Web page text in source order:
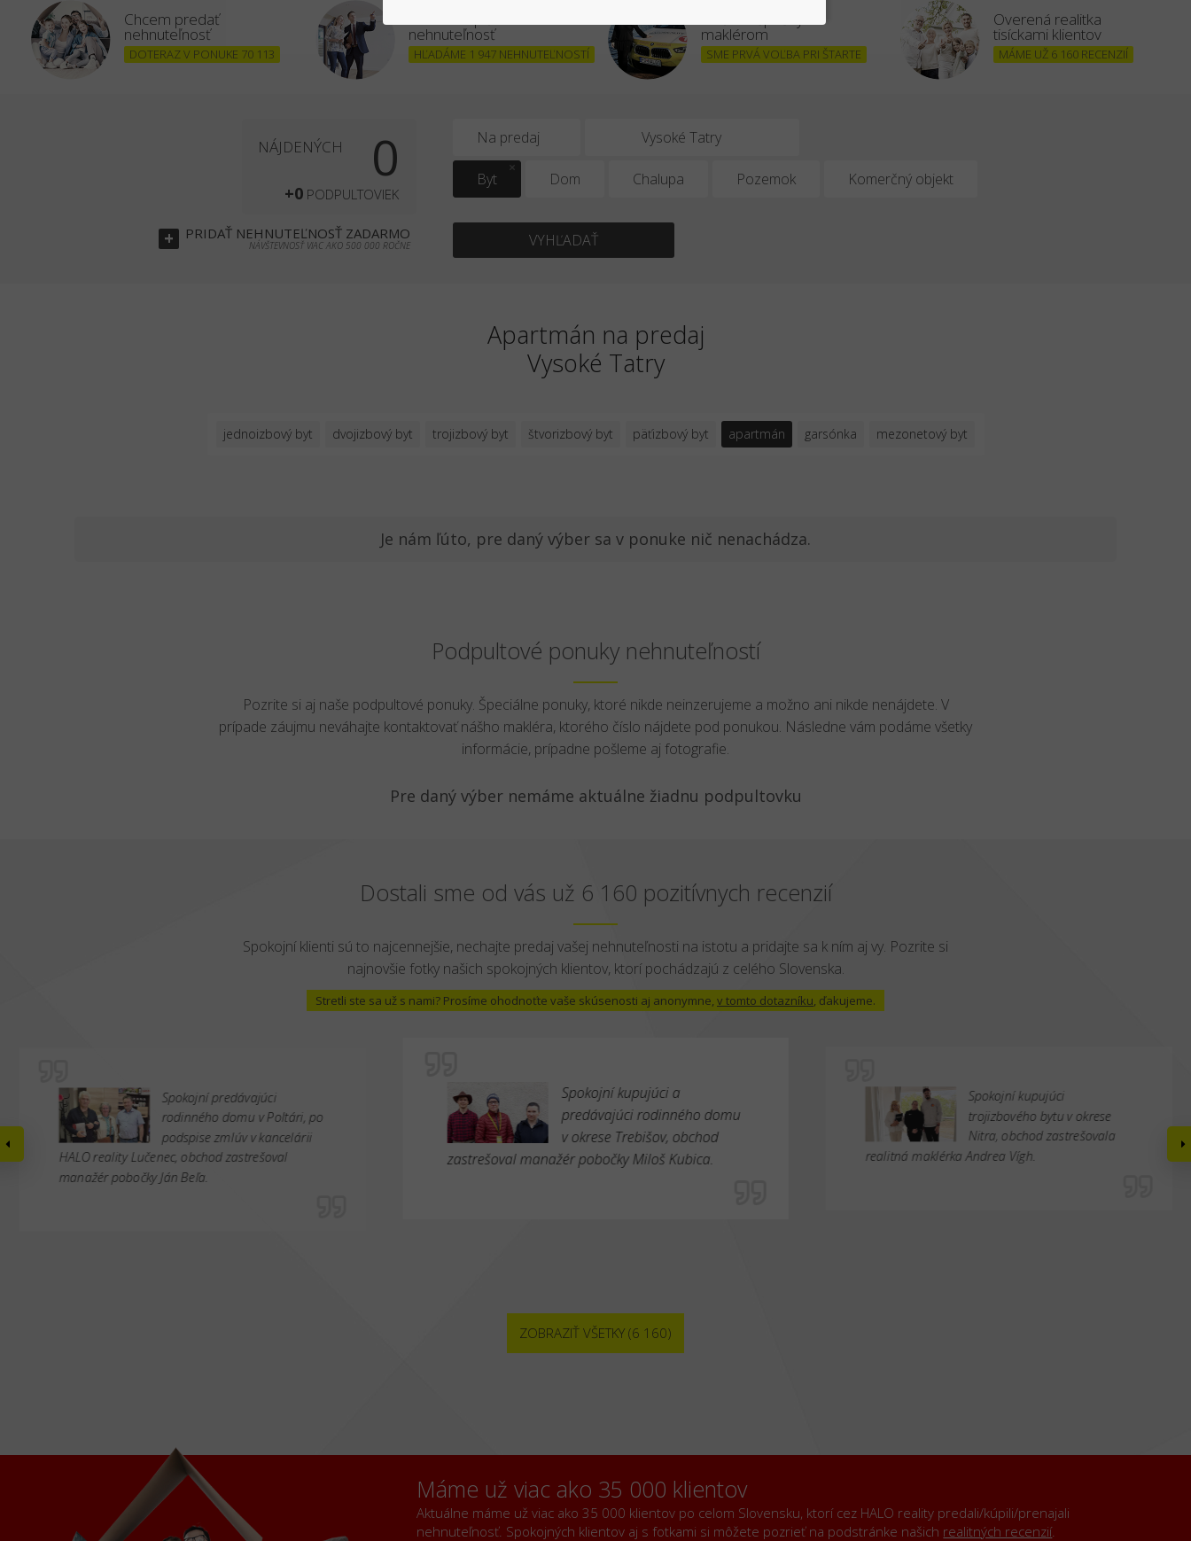
Chcem predať
nehnuteľnosť
DOTERAZ V PONUKE 70 113
nehnuteľnosť
HĽADÁME 1 947 NEHNUTEĽNOSTÍ
maklérom
SME PRVÁ VOĽBA PRI ŠTARTE
Overená realitka
tisíckami klientov
MÁME UŽ 6 160 RECENZIÍ
Na predaj
Byt Dom Chalupa Pozemok Komerčný objekt
VYHĽADAŤ
NÁJDENÝCH 0
+0 PODPULTOVIEK
+ PRIDAŤ NEHNUTEĽNOSŤ ZADARMO
NÁVŠTEVNOSŤ VIAC AKO 500 000 ROČNE
Apartmán na predaj
Vysoké Tatry
jednoizbový byt dvojizbový byt trojizbový byt štvorizbový byt päťizbový byt apartmán garsónka mezonetový byt
Je nám ľúto, pre daný výber sa v ponuke nič nenachádza.
Podpultové ponuky nehnuteľností
Pozrite si aj naše podpultové ponuky. Špeciálne ponuky, ktoré nikde neinzerujeme a možno ani nikde nenájdete. V
prípade záujmu neváhajte kontaktovať nášho makléra, ktorého číslo nájdete pod ponukou. Následne vám podáme všetky
informácie, prípadne pošleme aj fotografie.
Pre daný výber nemáme aktuálne žiadnu podpultovku
Dostali sme od vás už 6 160 pozitívnych recenzií
Spokojní klienti sú to najcennejšie, nechajte predaj vašej nehnuteľnosti na istotu a pridajte sa k ním aj vy. Pozrite si
najnovšie fotky našich spokojných klientov, ktorí pochádzajú z celého Slovenska.
Stretli ste sa už s nami? Prosíme ohodnoťte vaše skúsenosti aj anonymne, v tomto dotazníku, ďakujeme.
Spokojní predávajúci
rodinného domu v Poltári, po
podspise zmlúv v kancelárii
HALO reality Lučenec, obchod zastrešoval
manažér pobočky Ján Beľa.
Spokojní kupujúci a
predávajúci rodinného domu
v okrese Trebišov, obchod
zastrešoval manažér pobočky Miloš Kubica.
Spokojní kupujúci
trojizbového bytu v okrese
Nitra, obchod zastrešovala
realitná maklérka Andrea Vígh.
ZOBRAZIŤ VŠETKY (6 160)
Máme už viac ako 35 000 klientov
Aktuálne máme už viac ako 35 000 klientov po celom Slovensku, ktorí cez HALO reality predali/kúpili/prenajali
nehnuteľnosť. Spokojných klientov aj s fotkami si môžete pozrieť na podstránke našich realitných recenzií.